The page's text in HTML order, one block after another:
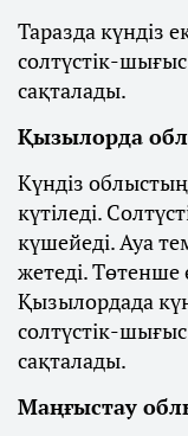
Таразда күндіз
солтүстік-шығыс
сақталады.
Қызылорда
Күндіз
күтіледі.
күшейеді. Ауа
жетеді. Төтенше
Қызылордада
солтүстік-шығыс
сақталады.
Маңғыстау